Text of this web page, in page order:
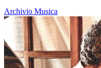
Archivio Musica